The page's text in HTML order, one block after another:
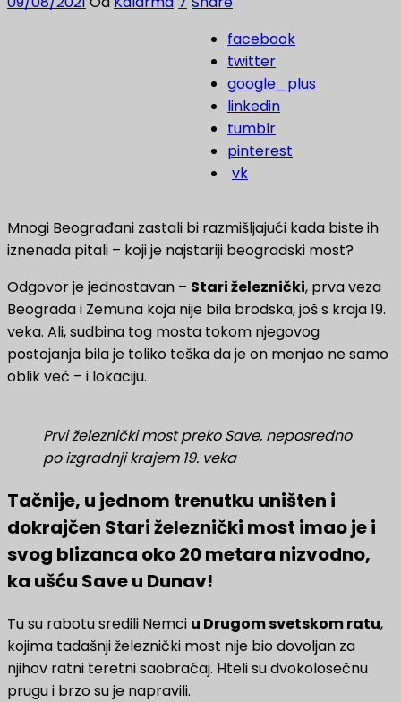
facebook
twitter
google_plus
linkedin
tumblr
pinterest
vk
Mnogi Beograđani zastali bi razmišljajući kada biste ih
iznenada pitali – koji je najstariji beogradski most?
Odgovor je jednostavan – Stari železnički, prva veza
Beograda i Zemuna koja nije bila brodska, još s kraja 19.
veka. Ali, sudbina tog mosta tokom njegovog
postojanja bila je toliko teška da je on menjao ne samo
oblik već – i lokaciju.
Prvi železnički most preko Save, neposredno
po izgradnji krajem 19. veka
Tačnije, u jednom trenutku uništen i
dokrajčen Stari železnički most imao je i
svog blizanca oko 20 metara nizvodno,
ka ušću Save u Dunav!
Tu su rabotu sredili Nemci u Drugom svetskom ratu,
kojima tadašnji železnički most nije bio dovoljan za
njihov ratni teretni saobraćaj. Hteli su dvokolosečnu
prugu i brzo su je napravili.